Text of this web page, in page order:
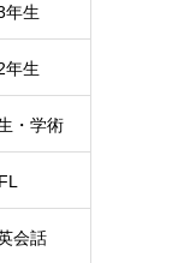
年生
年生
・学術
会話